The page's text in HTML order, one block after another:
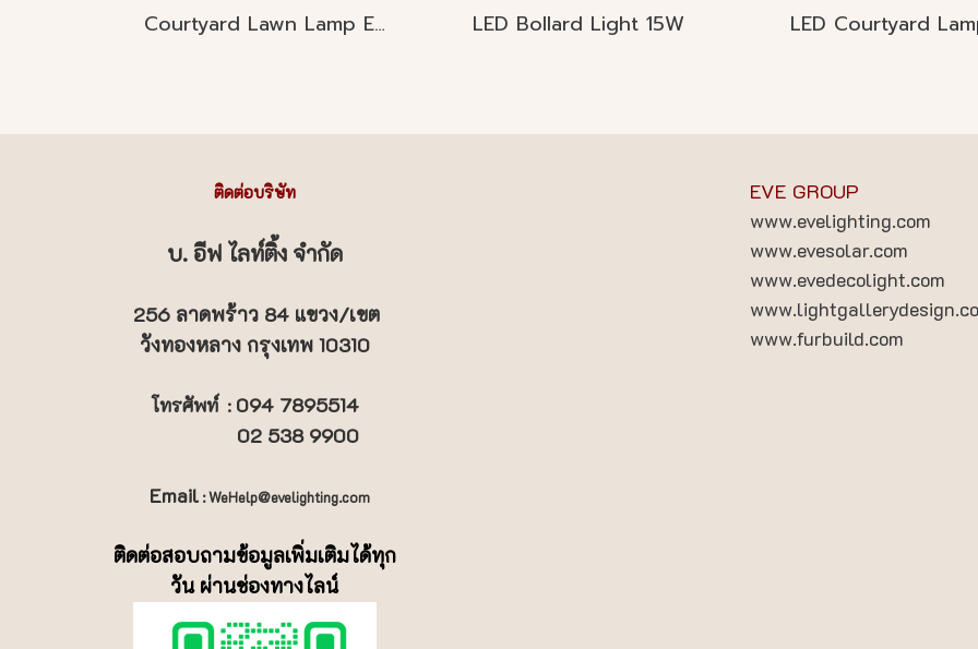
Courtyard Lawn Lamp E27 LED Bollard Light 15W LED Courtyard
ติดต่อบริษัท
บ. อีฟ ไลท์ติ้ง จำกัด
256 ลาดพร้าว 84 แขวง/เขต
วังทองหลาง กรุงเทพ 10310
โทรศัพท์: 094 7895514
02 538 9900
Email: WeHelp@evelighting.com
ติดต่อสอบถามข้อมูลเพิ่มเติมได้ทุก
วัน ผ่านช่องทางไลน์
EVE GROUP
www.evelighting.com
www.evesolar.com
www.evedecolight.com
www.furbuild.com